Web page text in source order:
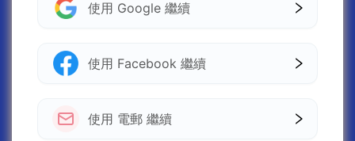
使用 Google 繼續
使用 Facebook 繼續
使用 電郵 繼續